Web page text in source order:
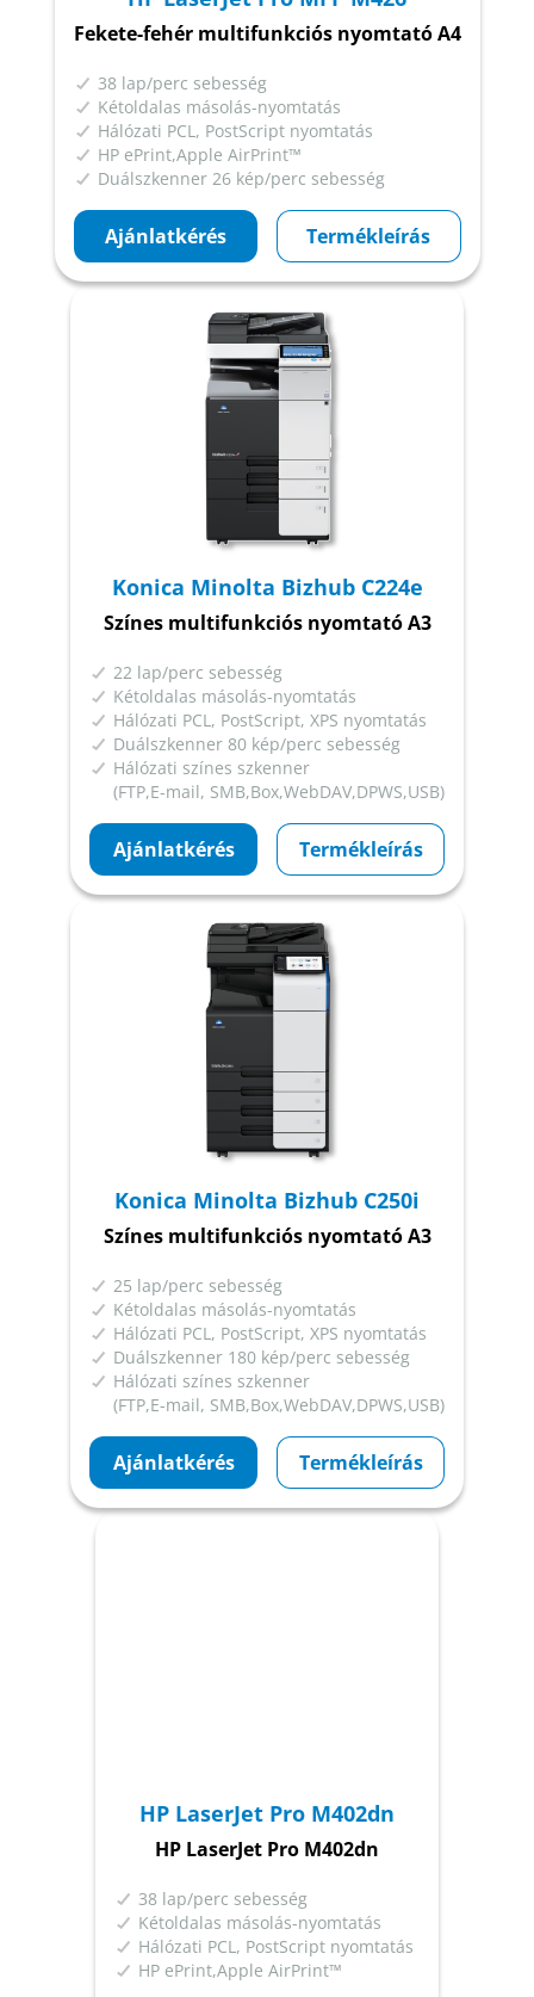
Fekete-fehér multifunkciós nyomtató A4
38 lap/perc sebesség
Kétoldalas másolás-nyomtatás
Hálózati PCL, PostScript nyomtatás
HP ePrint,Apple AirPrint™
Duálszkenner 26 kép/perc sebesség
Ajánlatkérés Termékleírás
Konica Minolta Bizhub C224e
Színes multifunkciós nyomtató A3
22 lap/perc sebesség
Kétoldalas másolás-nyomtatás
Hálózati PCL, PostScript, XPS nyomtatás
Duálszkenner 80 kép/perc sebesség
Hálózati színes szkenner
(FTP,E-mail, SMB,Box,WebDAV,DPWS,USB)
Ajánlatkérés Termékleírás
Konica Minolta Bizhub C250i
Színes multifunkciós nyomtató A3
25 lap/perc sebesség
Kétoldalas másolás-nyomtatás
Hálózati PCL, PostScript, XPS nyomtatás
Duálszkenner 180 kép/perc sebesség
Hálózati színes szkenner
(FTP,E-mail, SMB,Box,WebDAV,DPWS,USB)
Ajánlatkérés Termékleírás
HP LaserJet Pro M402dn
HP LaserJet Pro M402dn
38 lap/perc sebesség
Kétoldalas másolás-nyomtatás
Hálózati PCL, PostScript nyomtatás
HP ePrint,Apple AirPrint™